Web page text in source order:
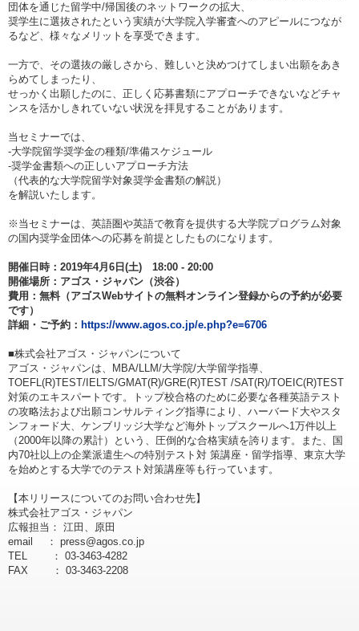
団体を通じた留学中/帰国後のネットワークの拡大、
奨学生に選抜されたという実績が大学院入学審査へのアピールにつなが
るなど、様々なメリットを享受できます。
一方で、その選抜の厳しさから、難しいと決めつけてしまい出願をあき
らめてしまったり、
せっかく出願したのに、正しく応募書類にアプローチできないなどチャ
ンスを活かしきれていない状況を拝見することがあります。
当セミナーでは、
-大学院留学奨学金の種類/準備スケジュール
-奨学金書類への正しいアプローチ方法
（代表的な大学院留学対象奨学金書類の解説）
を解説いたします。
※当セミナーは、英語圏や英語で教育を提供する大学院プログラム対象
の国内奨学金団体への応募を前提としたものになります。
開催日時：2019年4月6日(土) 18:00 - 20:00
開催場所：アゴス・ジャパン（渋谷）
費用：無料（アゴスWebサイトの無料オンライン登録からの予約が必要
です）
詳細・ご予約： https://www.agos.co.jp/e.php?e=6706
■株式会社アゴス・ジャパンについて
アゴス・ジャパンは、MBA/LLM/大学院/大学留学指導、
TOEFL(R)TEST/IELTS/GMAT(R)/GRE(R)TEST /SAT(R)/TOEIC(R)TEST
対策のエキスパートです。トップ校合格のために必要な各種英語テスト
の攻略法および出願コンサルティング指導により、ハーバード大やスタ
ンフォード大、ケンブリッジ大学など海外トップスクールへ1万件以上
（2000年以降の累計）という、圧倒的な合格実績を誇ります。また、国
内70社以上の企業派遣生への特別テスト対 策講座・留学指導、東京大学
を始めとする大学でのテスト対策講座等も行っています。
【本リリースについてのお問い合わせ先】
株式会社アゴス・ジャパン
広報担当： 江田、原田
email ： press@agos.co.jp
TEL ： 03-3463-4282
FAX ： 03-3463-2208